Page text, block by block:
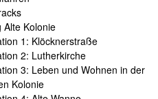
Alte Kolonie
1: Klöcknerstraße
2: Lutherkirche
3: Leben und Wohnen in der
Kolonie